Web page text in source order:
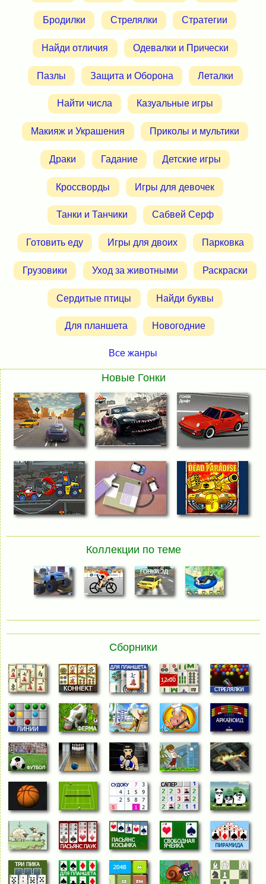
Бродилки Стрелялки Стратегии
Найди отличия Одевалки и Прически
Пазлы Защита и Оборона Леталки
Найти числа Казуальные игры
Макияж и Украшения Приколы и мультики
Драки Гадание Детские игры
Кроссворды Игры для девочек
Танки и Танчики Сабвей Серф
Готовить еду Игры для двоих Парковка
Грузовики Уход за животными Раскраски
Сердитые птицы Найди буквы
Для планшета Новогодние
Все жанры
Новые Гонки
Коллекции по теме
Сборники